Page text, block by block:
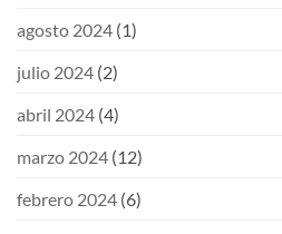
agosto 2024 (1)
julio 2024 (2)
abril 2024 (4)
marzo 2024 (12)
febrero 2024 (6)